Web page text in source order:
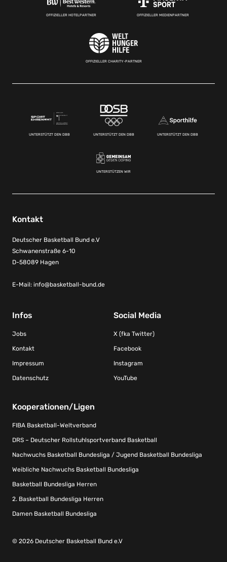
OFFIZIELLER HOTELPARTNER OFFIZIELLER MEDIENPARTNER
OFFIZIELLER CHARITY-PARTNER
UNTERSTÜTZT DEN DBB UNTERSTÜTZT DEN DBB UNTERSTÜTZT DEN DBB
UNTERSTÜTZEN WIR
Kontakt
Deutscher Basketball Bund e.V
Schwanenstraße 6-10
D-58089 Hagen
E-Mail: info@basketball-bund.de
Infos
Jobs
Kontakt
Impressum
Datenschutz
Social Media
X (fka Twitter)
Facebook
Instagram
YouTube
Kooperationen/Ligen
FIBA Basketball-Weltverband
DRS – Deutscher Rollstuhlsportverband Basketball
Nachwuchs Basketball Bundesliga / Jugend Basketball Bundesliga
Weibliche Nachwuchs Basketball Bundesliga
Basketball Bundesliga Herren
2. Basketball Bundesliga Herren
Damen Basketball Bundesliga
© 2026 Deutscher Basketball Bund e.V